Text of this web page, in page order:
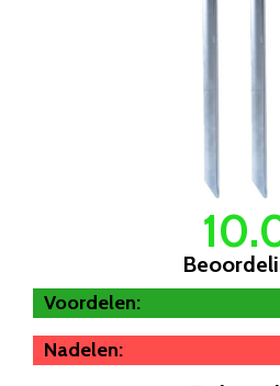
Voordelen:
Nadelen: